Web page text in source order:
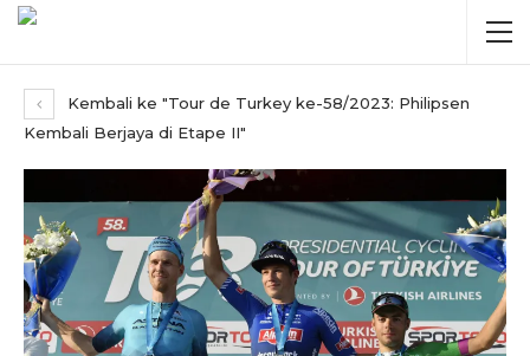
Kembali ke "Tour de Turkey ke-58/2023: Philipsen
Kembali Berjaya di Etape II"